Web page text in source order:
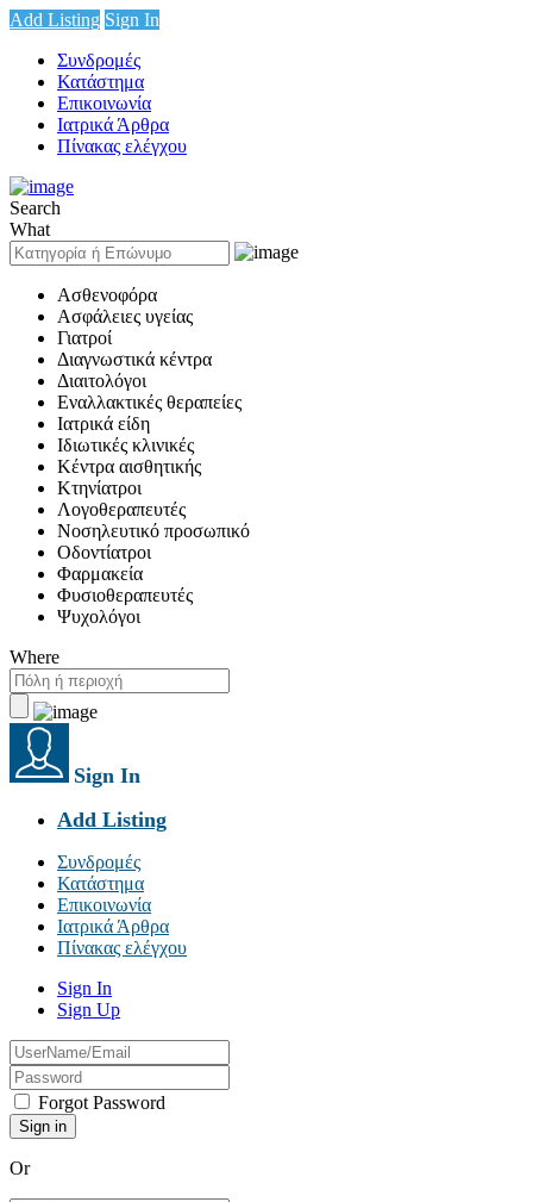
Add Listing Sign In
Συνδρομές
Κατάστημα
Επικοινωνία
Ιατρικά Άρθρα
Πίνακας ελέγχου
Search
What
Ασθενοφόρα
Ασφάλειες υγείας
Γιατροί
Διαγνωστικά κέντρα
Διαιτολόγοι
Εναλλακτικές θεραπείες
Ιατρικά είδη
Ιδιωτικές κλινικές
Κέντρα αισθητικής
Κτηνίατροι
Λογοθεραπευτές
Νοσηλευτικό προσωπικό
Οδοντίατροι
Φαρμακεία
Φυσιοθεραπευτές
Ψυχολόγοι
Where
Sign In
Add Listing
Συνδρομές
Κατάστημα
Επικοινωνία
Ιατρικά Άρθρα
Πίνακας ελέγχου
Sign In
Sign Up
Forgot Password
Or